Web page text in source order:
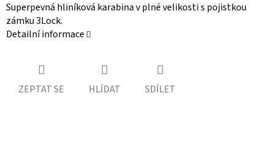
Superpevná hliníková karabina v plné velikosti s pojistkou
zámku 3Lock.
Detailní informace
ZEPTAT SE HLÍDAT SDÍLET